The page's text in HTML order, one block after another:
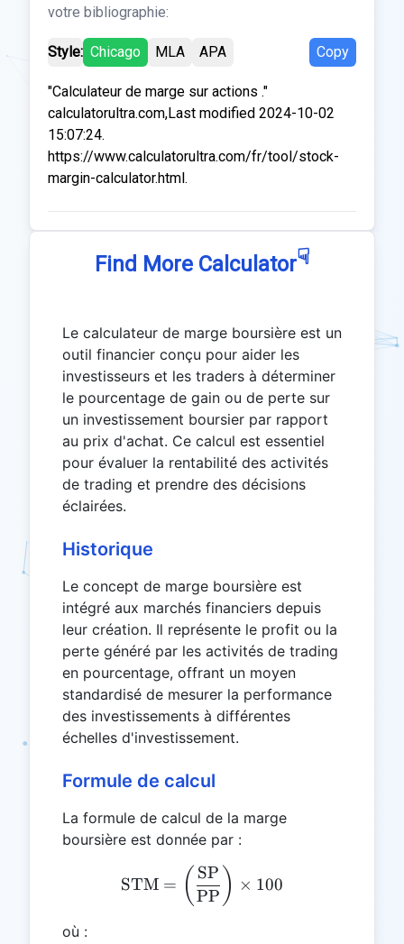
votre bibliographie:
Style: Chicago MLA APA Copy
"Calculateur de marge sur actions ."
calculatorultra.com,Last modified 2024-10-02
15:07:24.
https://www.calculatorultra.com/fr/tool/stock-
margin-calculator.html.
Find More Calculator☟
Le calculateur de marge boursière est un
outil financier conçu pour aider les
investisseurs et les traders à déterminer
le pourcentage de gain ou de perte sur
un investissement boursier par rapport
au prix d'achat. Ce calcul est essentiel
pour évaluer la rentabilité des activités
de trading et prendre des décisions
éclairées.
Historique
Le concept de marge boursière est
intégré aux marchés financiers depuis
leur création. Il représente le profit ou la
perte généré par les activités de trading
en pourcentage, offrant un moyen
standardisé de mesurer la performance
des investissements à différentes
échelles d'investissement.
Formule de calcul
La formule de calcul de la marge
boursière est donnée par :
\text{STM} = \left(
STM = ( PP
SP ) × 100
où :